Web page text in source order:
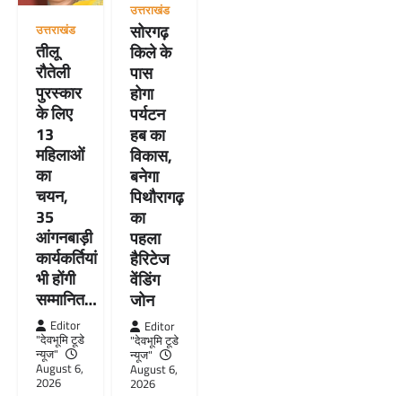
उत्तराखंड
तीलू
रौतेली
पुरस्कार
के लिए
13
महिलाओं
का
चयन,
35
आंगनबाड़ी
कार्यकर्तियां
भी होंगी
सम्मानित…
Editor
"देवभूमि टूडे
न्यूज"
August 6,
2026
उत्तराखंड
सोरगढ़
किले के
पास
होगा
पर्यटन
हब का
विकास,
बनेगा
पिथौरागढ़
का
पहला
हैरिटेज
वेंडिंग
जोन
Editor
"देवभूमि टूडे
न्यूज"
August 6,
2026